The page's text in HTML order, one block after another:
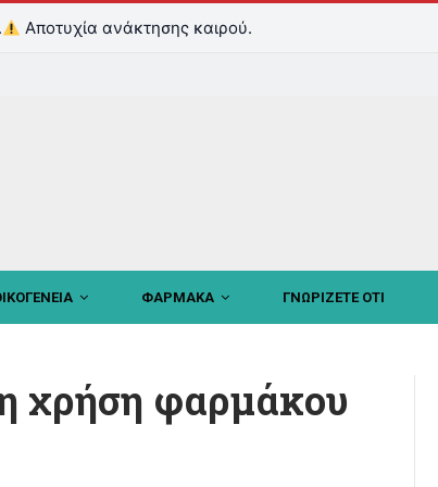
Αποτυχία ανάκτησης καιρού.
ΦΑΡΜΑΚΑ ΓΝΩΡΙΖΕΤΕ ΟΤΙ
χρήση φαρμάκου